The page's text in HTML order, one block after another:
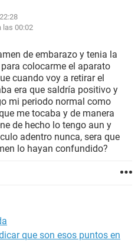
las 00:02
de embarazo y tenia la
colocarme el aparato
cuando voy a retirar el
era que saldría positivo y
mi periodo normal como
me tocaba y de manera
de hecho lo tengo aun y
adentro nunca, sera que
lo hayan confundido?
que son esos puntos en